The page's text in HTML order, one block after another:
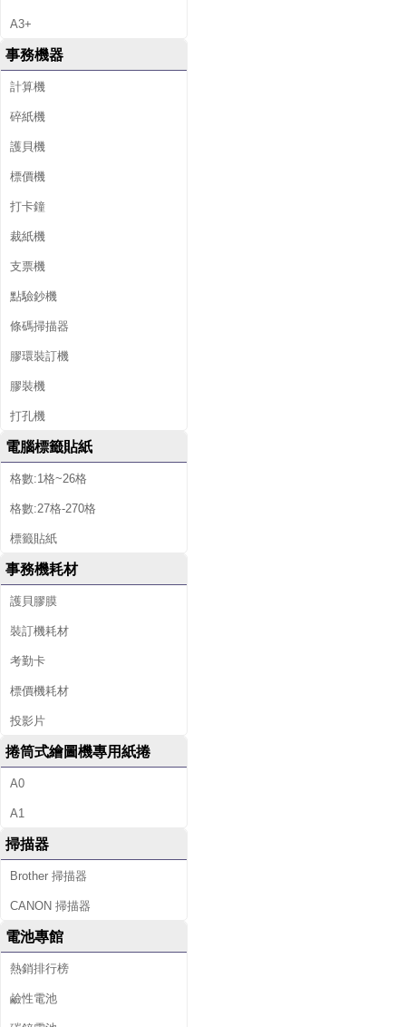
A3+
事務機器
計算機
碎紙機
護貝機
標價機
打卡鐘
裁紙機
支票機
點驗鈔機
條碼掃描器
膠環裝訂機
膠裝機
打孔機
電腦標籤貼紙
格數:1格~26格
格數:27格-270格
標籤貼紙
事務機耗材
護貝膠膜
裝訂機耗材
考勤卡
標價機耗材
投影片
捲筒式繪圖機專用紙捲
A0
A1
掃描器
Brother 掃描器
CANON 掃描器
電池專館
熱銷排行榜
鹼性電池